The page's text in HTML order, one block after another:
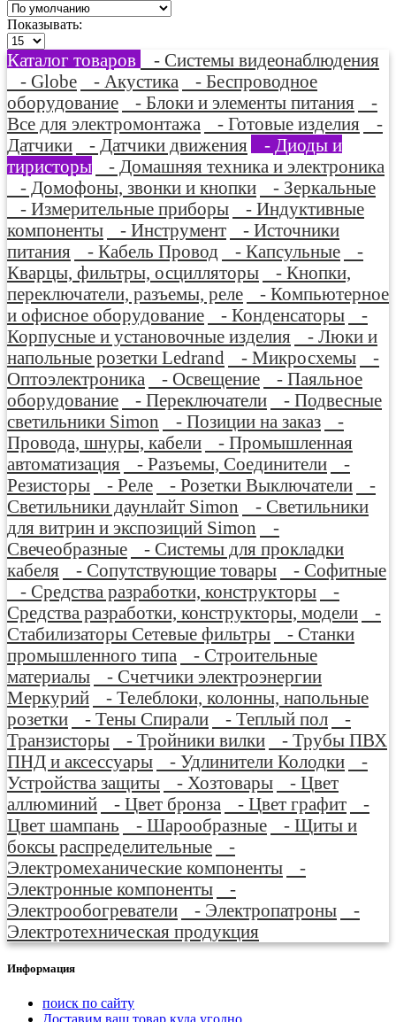
Показывать:
Каталог товаров
- Системы видеонаблюдения
- Globe
- Акустика
- Беспроводное
оборудование
- Блоки и элементы питания
-
Все для электромонтажа
- Готовые изделия
-
Датчики
- Датчики движения
- Диоды и
тиристоры
- Домашняя техника и электроника
- Домофоны, звонки и кнопки
- Зеркальные
- Измерительные приборы
- Индуктивные
компоненты
- Инструмент
- Источники
питания
- Кабель Провод - Капсульные
-
Кварцы, фильтры, осцилляторы
- Кнопки,
переключатели, разъемы, реле
- Компьютерное
и офисное оборудование
- Конденсаторы
-
Корпусные и установочные изделия
- Люки и
напольные розетки Ledrand
- Микросхемы
-
Оптоэлектроника
- Освещение
- Паяльное
оборудование
- Переключатели
- Подвесные
светильники Simon
- Позиции на заказ
-
Провода, шнуры, кабели
- Промышленная
автоматизация
- Разъемы, Соединители
-
Резисторы
- Реле - Розетки Выключатели
-
Светильники даунлайт Simon
- Светильники
для витрин и экспозиций Simon
-
Свечеобразные
- Системы для прокладки
кабеля
- Сопутствующие товары
- Софитные
- Средства разработки, конструкторы
-
Средства разработки, конструкторы, модели
-
Стабилизаторы Сетевые фильтры
- Станки
промышленного типа
- Строительные
материалы
- Счетчики электроэнергии
Меркурий
- Телеблоки, колонны, напольные
розетки
- Тены Спирали - Теплый пол
-
Транзисторы
- Тройники вилки
- Трубы ПВХ
ПНД и аксессуары
- Удлинители Колодки
-
Устройства защиты
- Хозтовары
- Цвет
аллюминий
- Цвет бронза - Цвет графит
-
Цвет шампань
- Шарообразные
- Щиты и
боксы распределительные
-
Электромеханические компоненты
-
Электронные компоненты
-
Электрообогреватели
- Электропатроны
-
Электротехническая продукция
Информация
поиск по сайту
Доставим ваш товар куда угодно